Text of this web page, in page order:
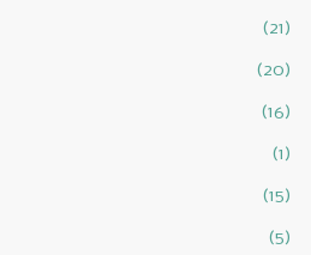
(21)
(20)
(16)
(1)
(15)
(5)